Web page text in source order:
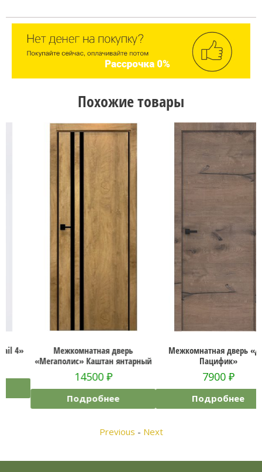
Похожие товары
Межкомнатная дверь
«Мегаполис» Каштан янтарный
14500₽
Подробнее
Межкомнатная дверь «Дуб
Пацифик»
7900₽
Подробнее
Previous - Next